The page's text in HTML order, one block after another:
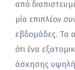
από
μία επιπλέον
εβδομάδες. Τα
ότι ένα
άσκησης